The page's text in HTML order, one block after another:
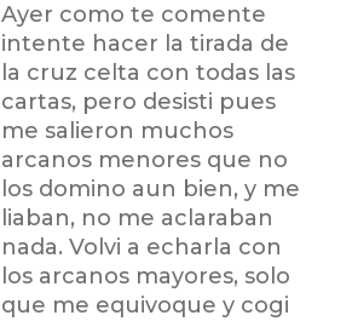
Ayer como te comente
intente hacer la tirada de
la cruz celta con todas las
cartas, pero desisti pues
me salieron muchos
arcanos menores que no
los domino aun bien, y me
liaban, no me aclaraban
nada. Volvi a echarla con
los arcanos mayores, solo
que me equivoque y cogi